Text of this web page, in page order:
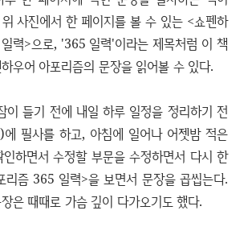
사진에서 한 페이지를 볼 수 있는 <쇼펜하
력>으로, '365 일력'이라는 제목처럼 이 책
우어 아포리즘의 문장을 읽어볼 수 있다.
이 들기 전에 내일 하루 일정을 정리하기 전
에 필사를 하고, 아침에 일어나 어젯밤 적은
하면서 수정할 부문을 수정하면서 다시 한
리즘 365 일력>을 보면서 문장을 곱씹는다.
은 때때로 가슴 깊이 다가오기도 했다.